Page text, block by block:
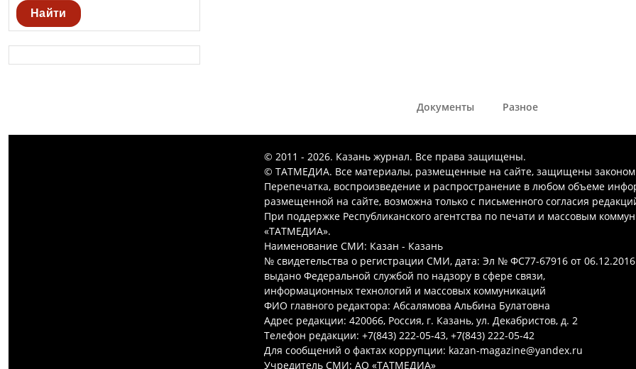
Найти
Документы Разное
© 2011 - 2026. Казань журнал. Все права защищены.
© ТАТМЕДИА. Все материалы, размещенные на сайте, защищены
Перепечатка, воспроизведение и распространение в любом объеме
размещенной на сайте, возможна только с письменного согласия
При поддержке Республиканского агентства по печати и массовым
«ТАТМЕДИА».
Наименование СМИ: Казан - Казань
№ свидетельства о регистрации СМИ, дата: Эл № ФС77-67916 от 06.12.2016
выдано Федеральной службой по надзору в сфере связи,
информационных технологий и массовых коммуникаций
ФИО главного редактора: Абсалямова Альбина Булатовна
Адрес редакции: 420066, Россия, г. Казань, ул. Декабристов, д. 2
Телефон редакции: +7(843) 222-05-43, +7(843) 222-05-42
Для сообщений о фактах коррупции: kazan-magazine@yandex.ru
Учредитель СМИ: АО «ТАТМЕДИА»